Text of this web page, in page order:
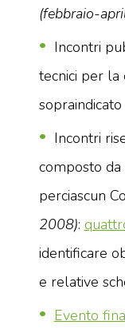
(febbraio-
Incontri
tecnici per la
sopraindicato
Incontri
composto
perciascun
2008):
identificare
e relative
Evento